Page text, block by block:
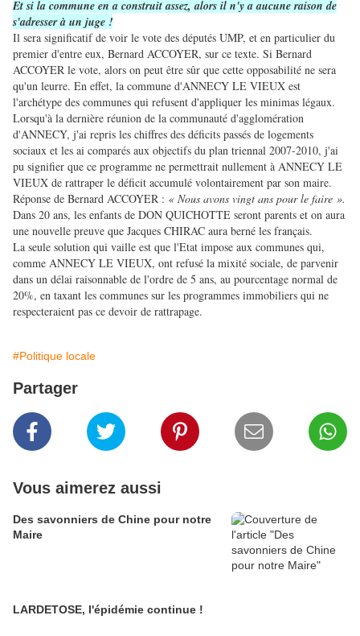
Et si la commune en a construit assez, alors il n'y a aucune raison de
s'adresser à un juge !
Il sera significatif de voir le vote des députés UMP, et en particulier du
premier d'entre eux, Bernard ACCOYER, sur ce texte. Si Bernard
ACCOYER le vote, alors on peut être sûr que cette opposabilité ne sera
qu'un leurre. En effet, la commune d'ANNECY LE VIEUX est
l'archétype des communes qui refusent d'appliquer les minimas légaux.
Lorsqu'à la dernière réunion de la communauté d'agglomération
d'ANNECY, j'ai repris les chiffres des déficits passés de logements
sociaux et les ai comparés aux objectifs du plan triennal 2007-2010, j'ai
pu signifier que ce programme ne permettrait nullement à ANNECY LE
VIEUX de rattraper le déficit accumulé volontairement par son maire.
Réponse de Bernard ACCOYER : « Nous avons vingt ans pour le faire ».
Dans 20 ans, les enfants de DON QUICHOTTE seront parents et on aura
une nouvelle preuve que Jacques CHIRAC aura berné les français.
La seule solution qui vaille est que l'Etat impose aux communes qui,
comme ANNECY LE VIEUX, ont refusé la mixité sociale, de parvenir
dans un délai raisonnable de l'ordre de 5 ans, au pourcentage normal de
20%, en taxant les communes sur les programmes immobiliers qui ne
respecteraient pas ce devoir de rattrapage.
#Politique locale
Partager
Vous aimerez aussi
Des savonniers de Chine pour notre
Maire
LARDETOSE, l'épidémie continue !